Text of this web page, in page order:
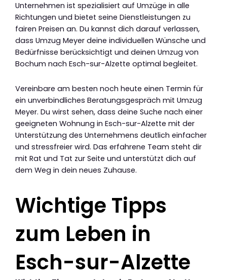
Unternehmen ist spezialisiert auf Umzüge in alle
Richtungen und bietet seine Dienstleistungen zu
fairen Preisen an. Du kannst dich darauf verlassen,
dass Umzug Meyer deine individuellen Wünsche und
Bedürfnisse berücksichtigt und deinen Umzug von
Bochum nach Esch-sur-Alzette optimal begleitet.
Vereinbare am besten noch heute einen Termin für
ein unverbindliches Beratungsgespräch mit Umzug
Meyer. Du wirst sehen, dass deine Suche nach einer
geeigneten Wohnung in Esch-sur-Alzette mit der
Unterstützung des Unternehmens deutlich einfacher
und stressfreier wird. Das erfahrene Team steht dir
mit Rat und Tat zur Seite und unterstützt dich auf
dem Weg in dein neues Zuhause.
Wichtige Tipps
zum Leben in
Esch-sur-Alzette